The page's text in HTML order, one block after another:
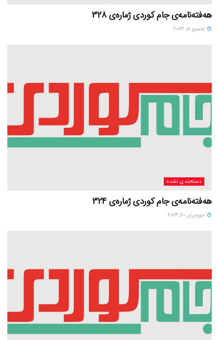
هەفتەنامەی جام کوردی ژمارەی 328
ته‌مموز 18, 2023
دسته‌بندی نشده
هەفتەنامەی جام کوردی ژمارەی 324
حوزه‌یران 20, 2023